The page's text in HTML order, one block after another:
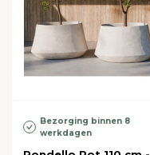
Bezorging binnen 8
werkdagen